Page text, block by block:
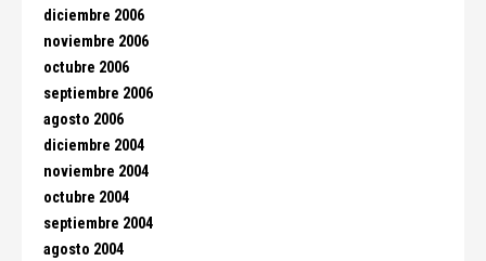
diciembre 2006
noviembre 2006
octubre 2006
septiembre 2006
agosto 2006
diciembre 2004
noviembre 2004
octubre 2004
septiembre 2004
agosto 2004